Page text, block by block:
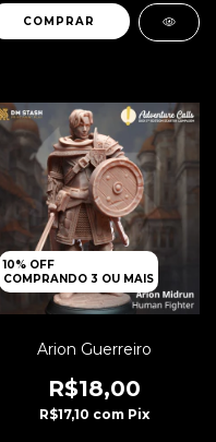
10% OFF
COMPRANDO 3 OU MAIS
Arion Guerreiro
R$18,00
R$17,10 com Pix